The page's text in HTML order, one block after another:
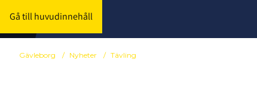
Gå till huvudinnehåll
Gävleborg / Nyheter / Tävling